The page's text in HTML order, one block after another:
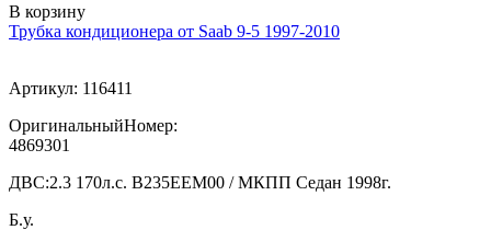
В корзину
Трубка кондиционера от Saab 9-5 1997-2010
Артикул: 116411
ОригинальныйНомер:
4869301
ДВС:2.3 170л.с. В235ЕЕМ00 / МКПП Седан 1998г.
Б.у.